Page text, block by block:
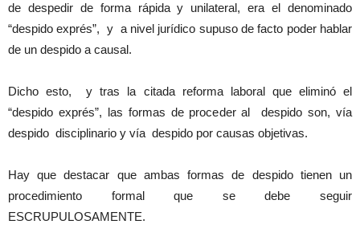
de despedir de forma rápida y unilateral, era el denominado
“despido exprés”, y a nivel jurídico supuso de facto poder hablar
de un despido a causal.
Dicho esto, y tras la citada reforma laboral que eliminó el
“despido exprés”, las formas de proceder al despido son, vía
despido disciplinario y vía despido por causas objetivas.
Hay que destacar que ambas formas de despido tienen un
procedimiento formal que se debe seguir
ESCRUPULOSAMENTE.